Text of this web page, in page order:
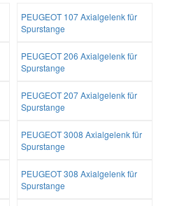
PEUGEOT 107 Axialgelenk für
Spurstange
PEUGEOT 206 Axialgelenk für
Spurstange
PEUGEOT 207 Axialgelenk für
Spurstange
PEUGEOT 3008 Axialgelenk für
Spurstange
PEUGEOT 308 Axialgelenk für
Spurstange